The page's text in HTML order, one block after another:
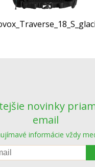
novinky
email
informácie vždy